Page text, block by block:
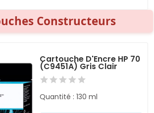
Constructeurs
Cartouche D'Encre HP 70
(C9451A) Gris Clair
Quantité : 130 ml